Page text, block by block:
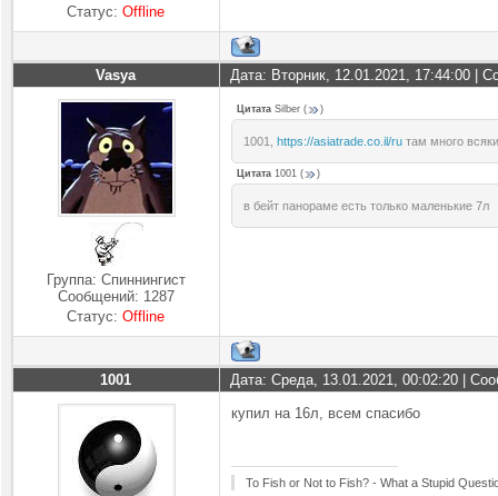
Статус:Offline
Vasya Дата: Вторник, 12.01.2021, 17:44:00 |
Группа: Спиннингист
Сообщений: 1287
Статус:Offline
Цитата Silber ( )
1001, https://asiatrade.co.il/ru там много
Цитата 1001 ( )
в бейт панораме есть только маленькие 7л
1001 Дата: Среда, 13.01.2021, 00:02:20 |
купил на 16л, всем спасибо
To Fish or Not to Fish? - What a Stupid